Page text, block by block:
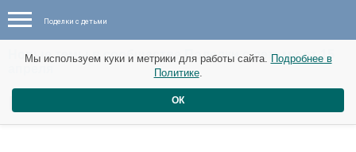
Поделки с детьми
Новые темы в сообществе Поделки с детьми от 15
Мы используем куки и метрики для работы сайта. Подробнее в
Политике.
ОК